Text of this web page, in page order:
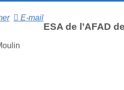
E-mail
ESA de l’AFAD